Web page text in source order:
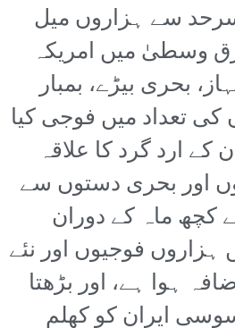
سے ہزاروں میل
وسطیٰ میں امریکہ
بحری بیڑے، بمبار
کی تعداد میں فوجی کیا
کے ارد گرد کا علاقہ
اور بحری دستوں سے
کچھ ماہ کے دوران
فوجیوں اور نئے
ہوا ہے، اور بڑھتا
ایران کو کھلم